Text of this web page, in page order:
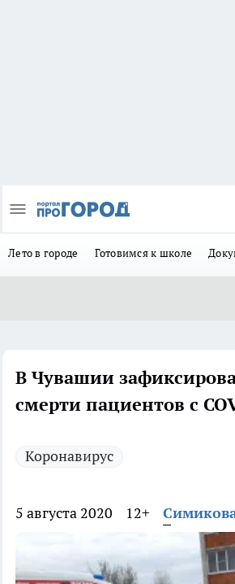
Лето в городе Готовимся к школе
В Чувашии
смерти пациентов с
Коронавирус
5 августа 2020 12+